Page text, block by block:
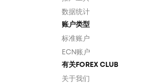
数据统计
账户类型
标准账户
ECN账户
有关FOREX CLUB
关于我们